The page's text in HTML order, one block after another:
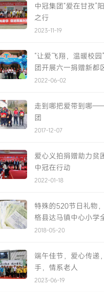
中冠集团“爱在甘孜”
之行
2023-11-19
“让爱飞翔，温暖校园
团开展六一捐赠新都
育学校爱心活动
2022-06-02
走到哪把爱带到哪
团
2017-12-07
爱心义拍捐赠助力贫
中冠在行动
2022-01-18
特殊的520节日礼物
格县达马镇中心小学
的“告白”
2018-05-20
端午佳节，爱心传递
手，情系老人
2023-06-19